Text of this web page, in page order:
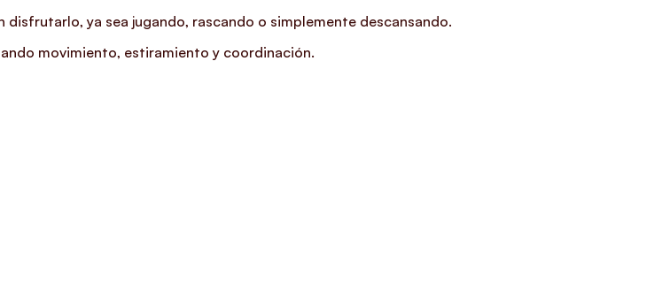
ya sea jugando, rascando o simplemente descansando.
movimiento, estiramiento y coordinación.